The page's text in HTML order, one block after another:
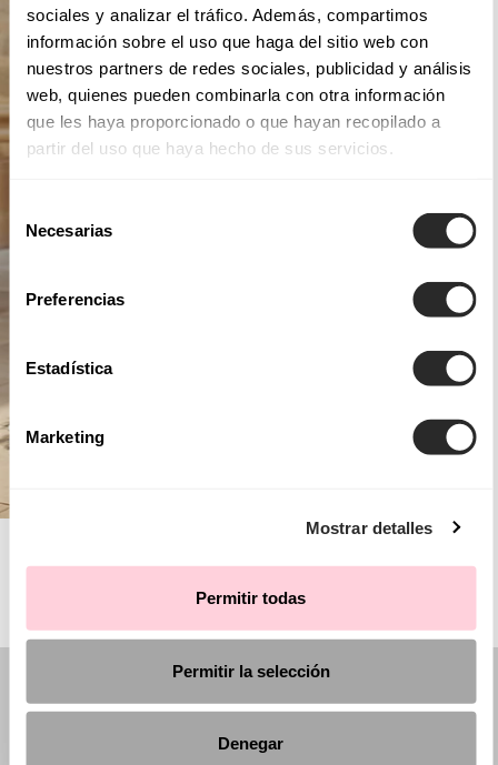
sociales y analizar el tráfico. Además, compartimos
información sobre el uso que haga del sitio web con
nuestros partners de redes sociales, publicidad y análisis
web, quienes pueden combinarla con otra información
que les haya proporcionado o que hayan recopilado a
partir del uso que haya hecho de sus servicios.
Necesarias
Preferencias
Estadística
Marketing
Mostrar detalles
Permitir todas
Permitir la selección
Denegar